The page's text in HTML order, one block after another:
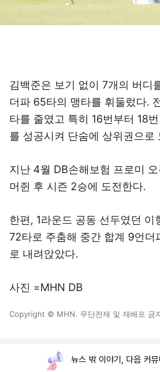
김백준은 보기 없이 7개의 버디
더파 65타의 맹타를 휘둘렀다.
타를 줄였고 특히 16번부터 18
를 성공시켜 단숨에 상위권으로
지난 4월 DB손해보험 프로미
머쥔 후 시즌 2승에 도전한다.
한편, 1라운드 공동 선두였던 이
72타로 주춤해 중간 합계 9언더
로 내려앉았다.
사진 =MHN DB
Copyright © MHN. 무단전재 및 재배포 금
뉴스 밖 이야기, 다음 커뮤